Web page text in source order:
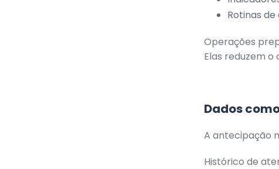
Rotinas
Operações
Elas reduzem
Dados
A antecipação
Histórico de